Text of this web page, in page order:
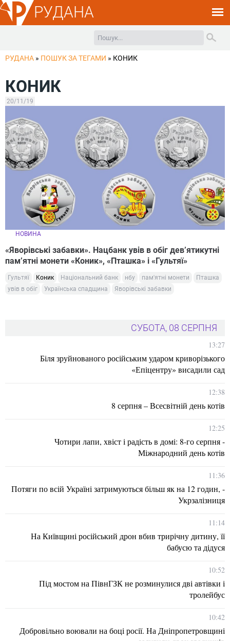
РУДАНА
РУДАНА » ПОШУК ЗА ТЕГАМИ » КОНИК
КОНИК
20/11/19
НОВИНА
«Яворівські забавки». Нацбанк увів в обіг дев’ятикутні
пам’ятні монети «Коник», «Пташка» і «Гультяї»
Гультяї Коник Національний банк нбу пам'ятні монети
Пташка
увів в обіг
Українська спадщина Яворівські забавки
СУБОТА, 08 СЕРПНЯ
13:27
Біля зруйнованого російським ударом криворізького
«Епіцентру» висадили сад
12:38
8 серпня – Всесвітній день котів
12:25
Чотири лапи, хвіст і радість в домі: 8-го серпня -
Міжнародний день котів
11:36
Потяги по всій Україні затримуються більш як на 12 годин, -
Укрзалізниця
11:14
На Київщині російський дрон вбив трирічну дитину, її
бабусю та дідуся
10:52
Під мостом на ПівнГЗК не розминулися дві автівки і
тролейбус
10:42
Добровільно воювали на боці росії. На Дніпропетровщині